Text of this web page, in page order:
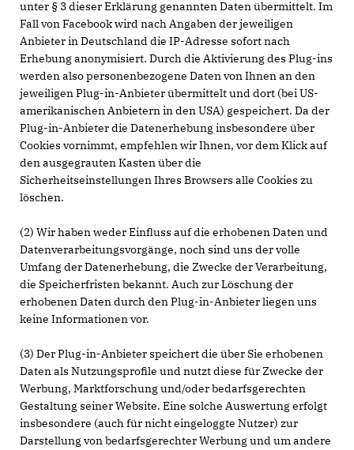
unter § 3 dieser Erklärung genannten Daten übermittelt. Im
Fall von Facebook wird nach Angaben der jeweiligen
Anbieter in Deutschland die IP-Adresse sofort nach
Erhebung anonymisiert. Durch die Aktivierung des Plug-ins
werden also personenbezogene Daten von Ihnen an den
jeweiligen Plug-in-Anbieter übermittelt und dort (bei US-
amerikanischen Anbietern in den USA) gespeichert. Da der
Plug-in-Anbieter die Datenerhebung insbesondere über
Cookies vornimmt, empfehlen wir Ihnen, vor dem Klick auf
den ausgegrauten Kasten über die
Sicherheitseinstellungen Ihres Browsers alle Cookies zu
löschen.
(2) Wir haben weder Einfluss auf die erhobenen Daten und
Datenverarbeitungsvorgänge, noch sind uns der volle
Umfang der Datenerhebung, die Zwecke der Verarbeitung,
die Speicherfristen bekannt. Auch zur Löschung der
erhobenen Daten durch den Plug-in-Anbieter liegen uns
keine Informationen vor.
(3) Der Plug-in-Anbieter speichert die über Sie erhobenen
Daten als Nutzungsprofile und nutzt diese für Zwecke der
Werbung, Marktforschung und/oder bedarfsgerechten
Gestaltung seiner Website. Eine solche Auswertung erfolgt
insbesondere (auch für nicht eingeloggte Nutzer) zur
Darstellung von bedarfsgerechter Werbung und um andere